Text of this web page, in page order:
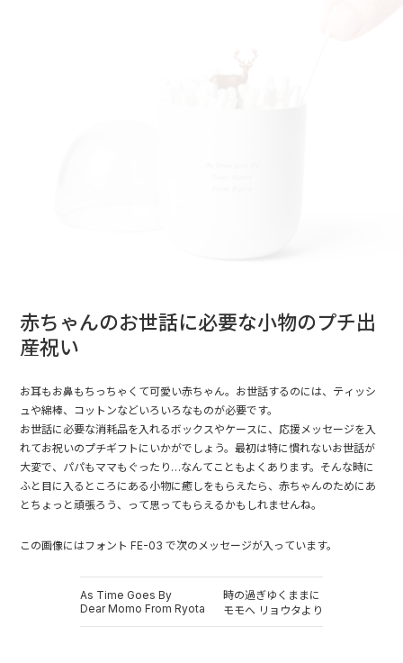
赤ちゃんのお世話に必要な小物のプチ出
産祝い
お耳もお鼻もちっちゃくて可愛い赤ちゃん。お世話するのには、ティッシ
ュや綿棒、コットンなどいろいろなものが必要です。
お世話に必要な消耗品を入れるボックスやケースに、応援メッセージを入
れてお祝いのプチギフトにいかがでしょう。最初は特に慣れないお世話が
大変で、パパもママもぐったり…なんてこともよくあります。そんな時に
ふと目に入るところにある小物に癒しをもらえたら、赤ちゃんのためにあ
とちょっと頑張ろう、って思ってもらえるかもしれませんね。
この画像にはフォント FE-03 で次のメッセージが入っています。
As Time Goes By
Dear Momo From Ryota
時の過ぎゆくままに
モモへ リョウタより